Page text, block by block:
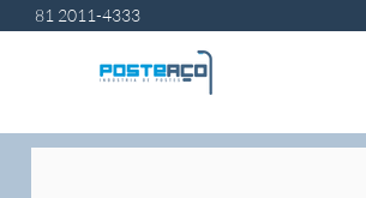
81 2011-4333